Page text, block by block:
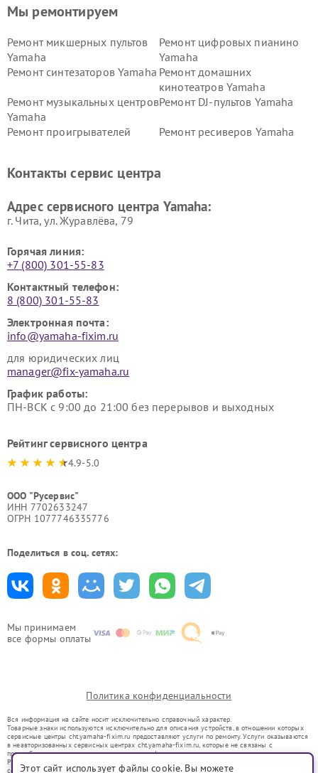
Мы принимаем
все формы оплаты
Мы ремонтируем
Ремонт микшерных пультов
Yamaha
Ремонт цифровых пианино
Yamaha
Ремонт синтезаторов Yamaha Ремонт домашних
кинотеатров Yamaha
Ремонт музыкальных центров
Yamaha
Ремонт DJ-пультов Yamaha
Ремонт проигрывателей
Ремонт ресиверов Yamaha
Yamaha
Yamaha
Контакты сервис центра
Адрес сервисного центра Yamaha:
г. Чита, ул. Журавлёва, 79
Горячая линия:
+7 (800) 301-55-83
Контактный телефон:
8 (800) 301-55-83
Электронная почта:
info@yamaha-fixim.ru
для юридических лиц
manager@fix-yamaha.ru
График работы:
ПН-ВСК с 9:00 до 21:00 без перерывов и выходных
Рейтинг сервисного центра
4.9-5.0
ООО "Русервис"
ИНН 7702633247
ОГРН 1077746335776
Поделиться в соц. сетях:
Политика конфиденциальности
Вся информация на сайте носит исключительно справочный характер.
Товарные знаки используются исключительно для описания устройств, в отношении которых
сервисные центры cht.yamaha-fixim.ru предоставляют услуги по ремонту. Услуги оказываются
в неавторизованных сервисных центрах cht.yamaha-fixim.ru, которые не связаны с
правообладателями товарных знаков или их официальными представителями.
Ремонт осуществляется для устройств, уже введенных в гражданский оборот в соответствии
со статьей 1487 ГК РФ.
Этот сайт использует файлы cookie. Вы можете